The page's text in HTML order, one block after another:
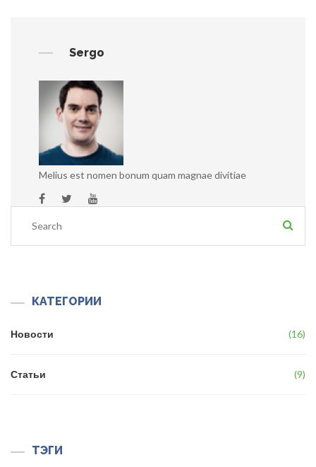
Sergo
Melius est nomen bonum quam magnae divitiae
КАТЕГОРИИ
Новости 16
Статьи 9
ТЭГИ